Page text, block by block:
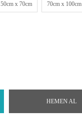
50cm x 70cm 70cm x 100cm
HEMEN AL